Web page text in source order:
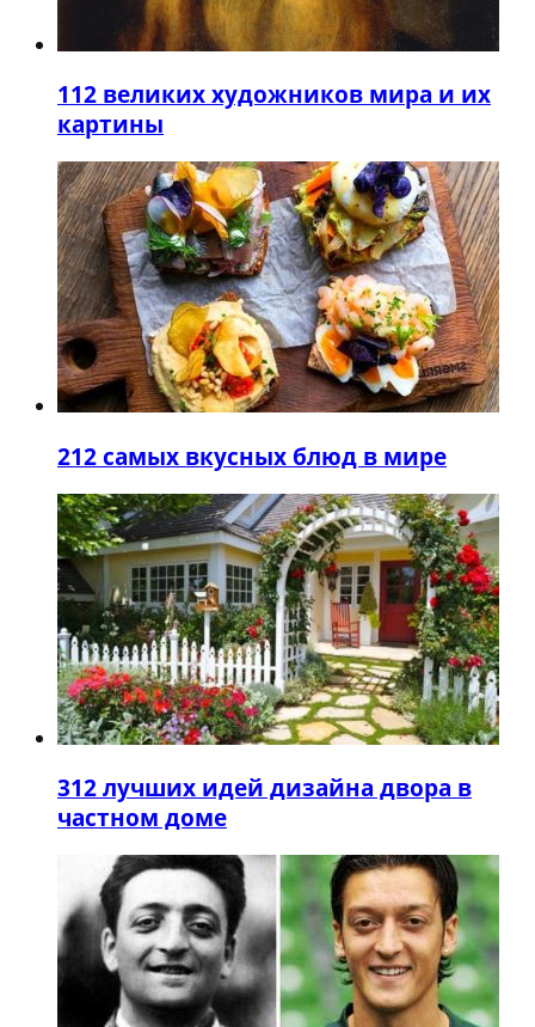
112 великих художников мира и их
картины
212 самых вкусных блюд в мире
312 лучших идей дизайна двора в
частном доме